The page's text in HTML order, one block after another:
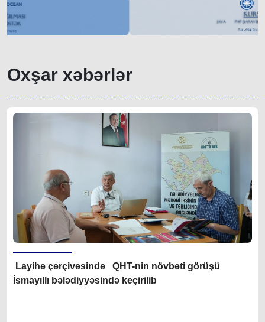
Oxşar xəbərlər
Layihə çərçivəsində QHT-nin növbəti görüşü
İsmayıllı bələdiyyəsində keçirilib